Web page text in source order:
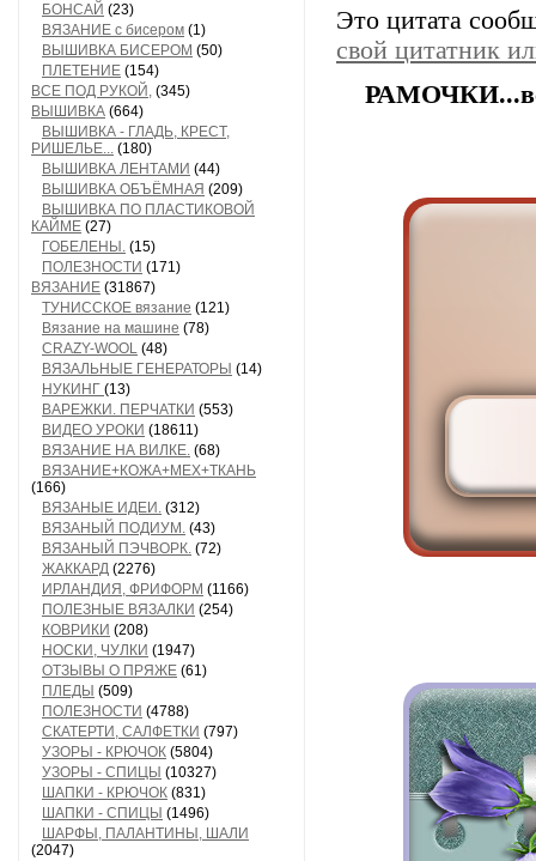
БОНСАЙ (23)
ВЯЗАНИЕ с бисером (1)
ВЫШИВКА БИСЕРОМ (50)
ПЛЕТЕНИЕ (154)
ВСЕ ПОД РУКОЙ, (345)
ВЫШИВКА (664)
ВЫШИВКА - ГЛАДЬ, КРЕСТ,
РИШЕЛЬЕ... (180)
ВЫШИВКА ЛЕНТАМИ (44)
ВЫШИВКА ОБЪЁМНАЯ (209)
ВЫШИВКА ПО ПЛАСТИКОВОЙ
КАЙМЕ (27)
ГОБЕЛЕНЫ. (15)
ПОЛЕЗНОСТИ (171)
ВЯЗАНИЕ (31867)
ТУНИССКОЕ вязание (121)
Вязание на машине (78)
CRAZY-WOOL (48)
ВЯЗАЛЬНЫЕ ГЕНЕРАТОРЫ (14)
НУКИНГ (13)
ВАРЕЖКИ. ПЕРЧАТКИ (553)
ВИДЕО УРОКИ (18611)
ВЯЗАНИЕ НА ВИЛКЕ. (68)
ВЯЗАНИЕ+КОЖА+МЕХ+ТКАНЬ
(166)
ВЯЗАНЫЕ ИДЕИ. (312)
ВЯЗАНЫЙ ПОДИУМ. (43)
ВЯЗАНЫЙ ПЭЧВОРК. (72)
ЖАККАРД (2276)
ИРЛАНДИЯ, ФРИФОРМ (1166)
ПОЛЕЗНЫЕ ВЯЗАЛКИ (254)
КОВРИКИ (208)
НОСКИ, ЧУЛКИ (1947)
ОТЗЫВЫ О ПРЯЖЕ (61)
ПЛЕДЫ (509)
ПОЛЕЗНОСТИ (4788)
СКАТЕРТИ, САЛФЕТКИ (797)
УЗОРЫ - КРЮЧОК (5804)
УЗОРЫ - СПИЦЫ (10327)
ШАПКИ - КРЮЧОК (831)
ШАПКИ - СПИЦЫ (1496)
ШАРФЫ, ПАЛАНТИНЫ, ШАЛИ
(2047)
Это цитата
свой цитатник